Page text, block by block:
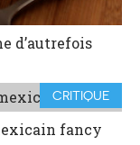
d’autrefois
CRITIQUE
fancy